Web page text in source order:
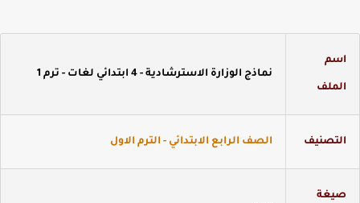
اسم
الملف
نماذج الوزارة الاسترشادية - 4 ابتدائي لغات - ترم 1
التصنيف الصف الرابع الابتدائي - الترم الاول
صيغة